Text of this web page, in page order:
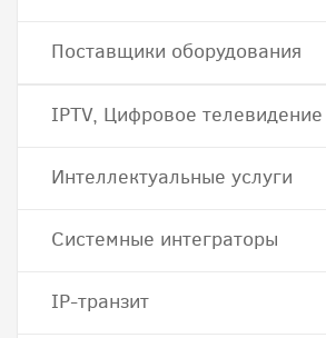
Поставщики оборудования
IPTV, Цифровое телевидение
Интеллектуальные услуги
Системные интеграторы
IP-транзит